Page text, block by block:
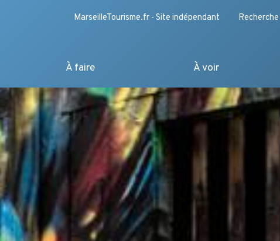
MarseilleTourisme.fr - Site indépendant Recherche
À faire À voir